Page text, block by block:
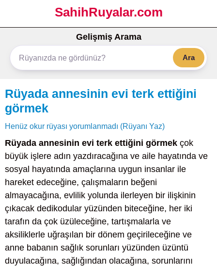
SahihRuyalar.com
Gelişmiş Arama
Ara
Rüyada annesinin evi terk ettiğini
görmek
Henüz okur rüyası yorumlanmadı (Rüyanı Yaz)
Rüyada annesinin evi terk ettiğini görmek çok
büyük işlere adın yazdıracağına ve aile hayatında ve
sosyal hayatında amaçlarına uygun insanlar ile
hareket edeceğine, çalışmaların beğeni
almayacağına, evlilik yolunda ilerleyen bir ilişkinin
çıkacak dedikodular yüzünden biteceğine, her iki
tarafın da çok üzüleceğine, tartışmalarla ve
aksiliklerle uğraşılan bir dönem geçirileceğine ve
anne babanın sağlık sorunları yüzünden üzüntü
duyulacağına, sağlığından olacağına, sorunlarını